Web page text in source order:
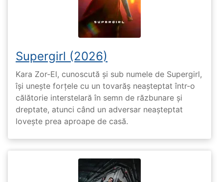
Supergirl (2026)
Kara Zor-El, cunoscută și sub numele de Supergirl,
își unește forțele cu un tovarăș neașteptat într-o
călătorie interstelară în semn de răzbunare și
dreptate, atunci când un adversar neașteptat
lovește prea aproape de casă.